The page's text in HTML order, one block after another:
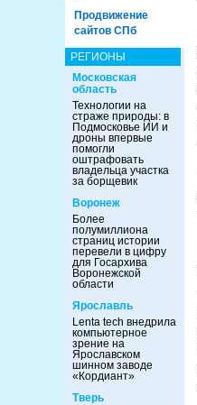
Продвижение
сайтов СПб
РЕГИОНЫ
Московская
область
Технологии на
страже природы: в
Подмосковье ИИ и
дроны впервые
помогли
оштрафовать
владельца участка
за борщевик
Воронеж
Более
полумиллиона
страниц истории
перевели в цифру
для Госархива
Воронежской
области
Ярославль
Lenta tech внедрила
компьютерное
зрение на
Ярославском
шинном заводе
«Кордиант»
Тверь